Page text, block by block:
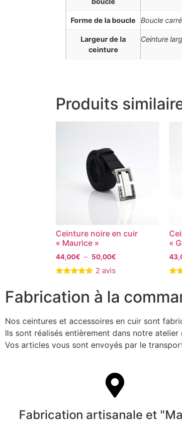
Forme de la boucle Boucle
Largeur de la
ceinture
Ceinture
Produits
Ceinture noire en cuir
« Maurice »
44,00€ – 50,00€
2 avis
«
Fabrication à la
Nos ceintures et accessoires en cuir sont
Ils sont réalisés entièrement dans notre
Vos articles vous sont envoyés par le
Fabrication artisanale et